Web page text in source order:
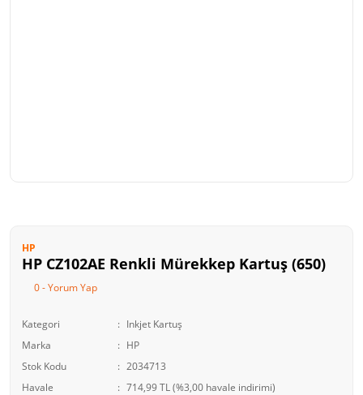
HP
HP CZ102AE Renkli Mürekkep Kartuş (650)
0 - Yorum Yap
Kategori
Inkjet Kartuş
Marka
HP
Stok Kodu
2034713
Havale
714,99 TL (%3,00 havale indirimi)